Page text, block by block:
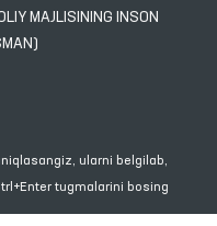
MAJLISINING INSON
ularni belgilab,
tugmalarini bosing